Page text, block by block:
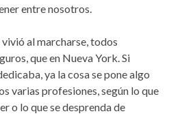
entre nosotros.
al marcharse, todos
que en Nueva York. Si
ya la cosa se pone algo
varias profesiones, según lo que
o lo que se desprenda de